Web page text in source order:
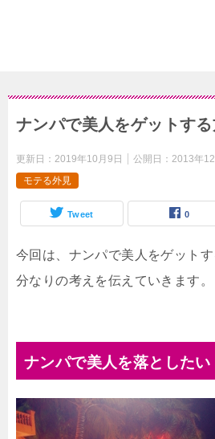
ナンパで美人をゲットする
更新日： 2019年10月9日 公開日： 2013年
モテる外見
Tweet 0
今回は、ナンパで美人をゲット
分なりの考えを伝えていきます。
ナンパで美人を落としたい